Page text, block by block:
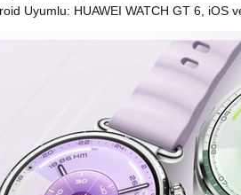
Uyumlu: HUAWEI WATCH GT 6, iOS